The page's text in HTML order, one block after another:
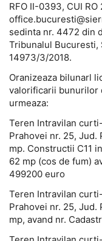
RFO II-0393, CUI
sedinta nr. 4472 din
Tribunalul Bucuresti,
14973/3/2018.
Oranizeaza bilunarl
valorificarii bunurilor
urmeaza:
Teren Intravilan
Prahovei nr. 25, Jud.
mp. Constructii C11
62 mp (cos de fum)
499200 euro
Teren Intravilan
Prahovei nr. 25, Jud.
mp, avand nr.